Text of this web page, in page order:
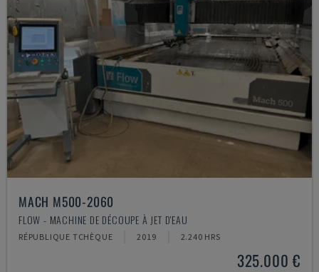
MACH M500-2060
FLOW - MACHINE DE DÉCOUPE À JET D'EAU
RÉPUBLIQUE TCHÈQUE 2019 2.240 HRS
325.000 €